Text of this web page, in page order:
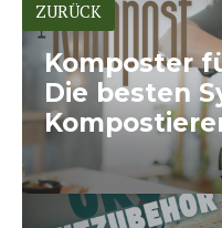
ZURÜCK
Komposter
Die besten